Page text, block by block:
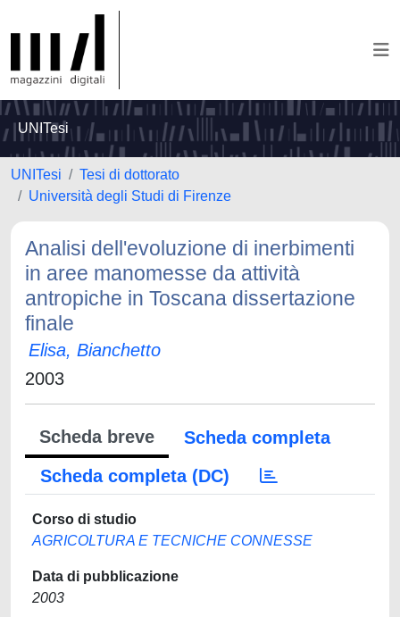
UNITesi
UNITesi
Tesi di dottorato
Università degli Studi di Firenze
Analisi dell'evoluzione di inerbimenti
in aree manomesse da attività
antropiche in Toscana dissertazione
finale
Elisa, Bianchetto
2003
Scheda breve
Scheda completa
Scheda completa (DC)
Corso di studio
AGRICOLTURA E TECNICHE CONNESSE
Data di pubblicazione
2003